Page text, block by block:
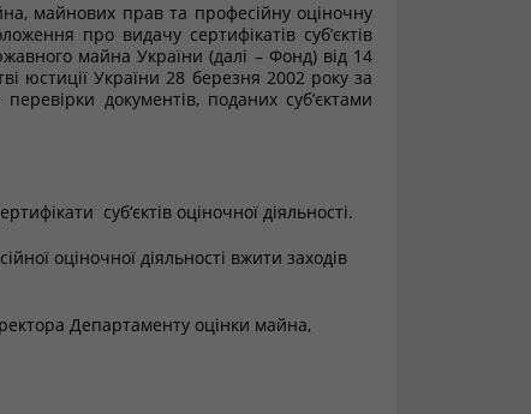
майнових прав та професійну оціночну
про видачу сертифікатів суб’єктів
майна України (далі – Фонд) від 14
юстиції України 28 березня 2002 року за
документів, поданих суб’єктами
суб‘єктів оціночної діяльності.
оціночної діяльності вжити заходів
Департаменту оцінки майна,